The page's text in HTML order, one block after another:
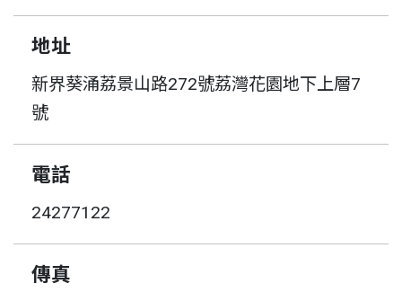
地址
新界葵涌荔景山路272號荔灣花園地下上層7
號
電話
24277122
傳真